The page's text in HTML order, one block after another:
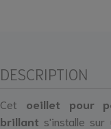
DESCRIPTION
Cet oeillet pour
brillant s'installe sur